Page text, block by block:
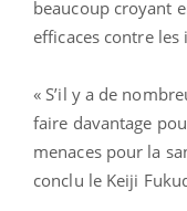
beaucoup croyant
efficaces contre
« S’il y a de
faire davantage
menaces pour la
conclu le Keiji